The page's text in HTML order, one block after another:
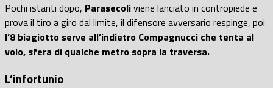
Pochi istanti dopo, Parasecoliviene lanciato in contropiede e
prova il tiro a giro dal limite, il difensore avversario respinge, poi
l’8 biagiotto serve all’indietro Compagnucci che tenta al
volo, sfera di qualche metro sopra la traversa.
L’infortunio